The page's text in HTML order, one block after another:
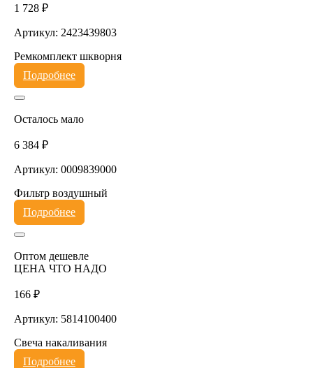
1 728 ₽
Артикул: 2423439803
Ремкомплект шкворня
Подробнее
Осталось мало
6 384 ₽
Артикул: 0009839000
Фильтр воздушный
Подробнее
Оптом дешевле
ЦЕНА ЧТО НАДО
166 ₽
Артикул: 5814100400
Свеча накаливания
Подробнее